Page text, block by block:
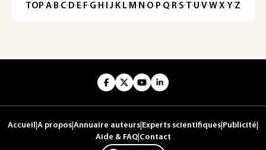
TOP·A·B·C· D· E· F·G· H · ·J· K· L· M · N ·O· P·Q· R·S·T·U·V·W·X·Y·Z
Accueil A propos Annuaire auteurs Experts scientifiques Publicité
Aide & FAQ| Contact